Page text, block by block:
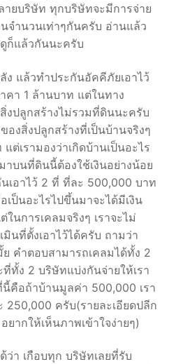
ยบริษัท ทุกบริษัทจะมีการจ่าย
จำนวนเท่าๆกันครับ อ่านแล้ว
ก็แล้วกันนะครับ
ง แล้วทำประกันอัคคีภัยเอาไว้
คา 1 ล้านบาท แต่ในทาง
งปลูกสร้างไม่รวมที่ดินนะครับ
งสิ่งปลูกสร้างที่เป็นบ้านจริงๆ
เรามองว่าเกิดบ้านเป็นอะไร
าบนที่ดินนี้ต้องใช้เงินอย่างน้อย
เอาไว้ 2 ที่ ที่ละ 500,000 บาท
ป็นอะไรไปขึ้นมาจะได้มีเงิน
นการเคลมจริงๆ เราจะไม่
นที่ตั้งเอาไว้ได้ครับ ถามว่า
คำตอบสามารถเคลมได้ทั้ง 2
ทั้ง 2 บริษัทแบ่งกันจ่ายให้เรา
คือถ้าบ้านมูลค่า 500,000 เรา
ครับ(รายละเอียดปลีก
ากให้เห็นภาพเข้าใจง่ายๆ)
ว่า เกือบทุก บริษัทเลยที่รับ